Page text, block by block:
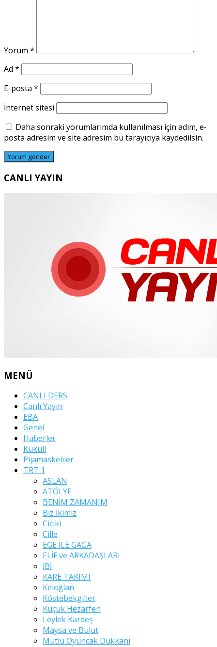
Yorum *
Ad *
E-posta *
İnternet sitesi
Daha sonraki yorumlarımda kullanılması için adım, e-
posta adresim ve site adresim bu tarayıcıya kaydedilsin.
CANLI YAYIN
MENÜ
CANLI DERS
Canlı Yayın
EBA
Genel
Haberler
Kukuli
Pijamaskeliler
TRT 1
ASLAN
ATÖLYE
BENİM ZAMANIM
Biz İkimiz
Ciciki
Cille
EGE İLE GAGA
ELİF ve ARKADAŞLARI
İBİ
KARE TAKIMI
Keloğlan
Köstebekgiller
Küçük Hezarfen
Leylek Kardeş
Maysa ve Bulut
Mutlu Oyuncak Dükkanı